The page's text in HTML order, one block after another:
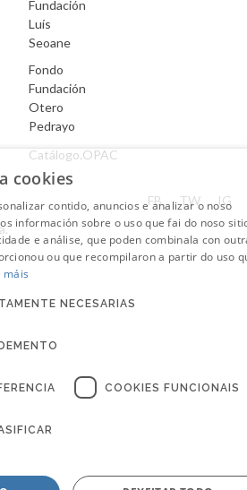
Fundación
Luís
Seoane
Fondo
Fundación
Otero
Pedrayo
Catálogo.OPAC
FB TW IG
cookies
contido, anuncios e analizar o noso
información sobre o uso que fai do noso
e análise, que poden combinala con
ou que recompilaron a partir do uso
máis
NECESARIAS
COOKIES FUNCIONAIS